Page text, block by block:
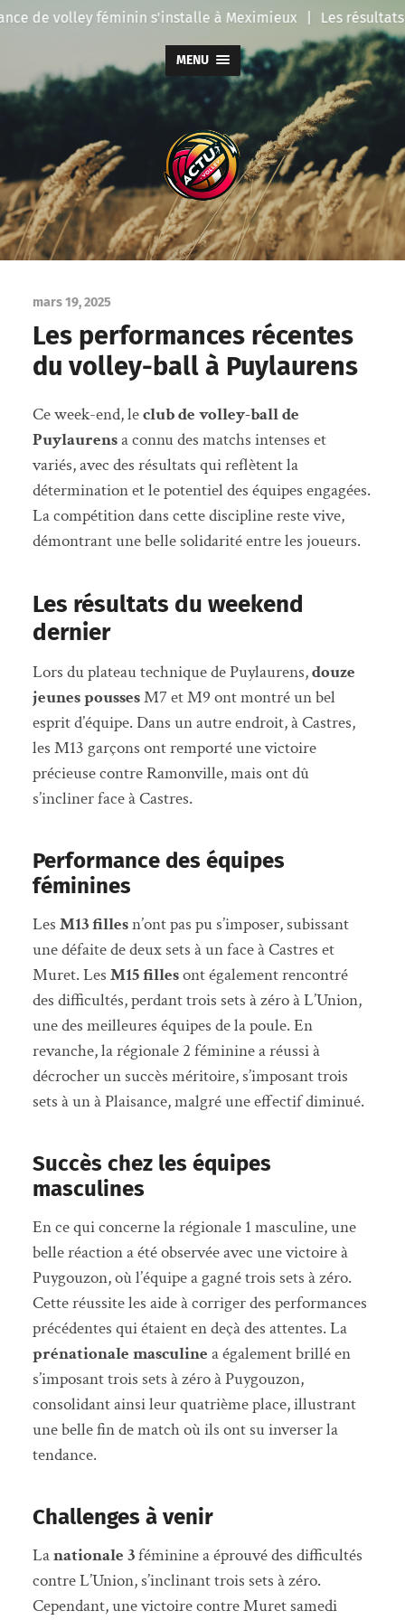
de volley féminin s'installe à Meximieux | Les
MENU
Actu
Volley
mars 19, 2025
Les performances récentes
du volley-ball à Puylaurens
Ce week-end, leclub de volley-ball de
Puylaurensa connu des matchs intenses et
variés, avec des résultats qui reflètent la
détermination et le potentiel des équipes engagées.
La compétition dans cette discipline reste vive,
démontrant une belle solidarité entre les joueurs.
Les résultats du weekend
dernier
Lors du plateau technique de Puylaurens,douze
jeunes poussesM7 et M9 ont montré un bel
esprit d’équipe. Dans un autre endroit, à Castres,
les M13 garçons ont remporté une victoire
précieuse contre Ramonville, mais ont dû
s’incliner face à Castres.
Performance des équipes
féminines
Les M13 fillesn’ont pas pu s’imposer, subissant
une défaite de deux sets à un face à Castres et
Muret. Les M15 fillesont également rencontré
des difficultés, perdant trois sets à zéro à L’Union,
une des meilleures équipes de la poule. En
revanche, la régionale 2 féminine a réussi à
décrocher un succès méritoire, s’imposant trois
sets à un à Plaisance, malgré une effectif diminué.
Succès chez les équipes
masculines
En ce qui concerne la régionale 1 masculine, une
belle réaction a été observée avec une victoire à
Puygouzon, où l’équipe a gagné trois sets à zéro.
Cette réussite les aide à corriger des performances
précédentes qui étaient en deçà des attentes. La
prénationale masculine a également brillé en
s’imposant trois sets à zéro à Puygouzon,
consolidant ainsi leur quatrième place, illustrant
une belle fin de match où ils ont su inverser la
tendance.
Challenges à venir
Lanationale 3féminine a éprouvé des difficultés
contre L’Union, s’inclinant trois sets à zéro.
Cependant, une victoire contre Muret samedi